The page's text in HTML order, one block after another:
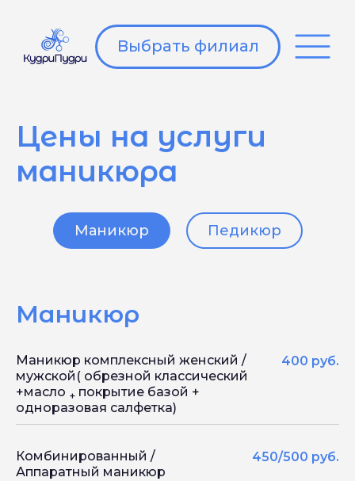
Выбрать филиал
Цены на услуги
маникюра
Маникюр Педикюр
Маникюр
Маникюр комплексный женский /
мужской( обрезной классический
+масло + покрытие базой +
одноразовая салфетка)
400 руб.
Комбинированный /
Аппаратный маникюр
450/500 руб.